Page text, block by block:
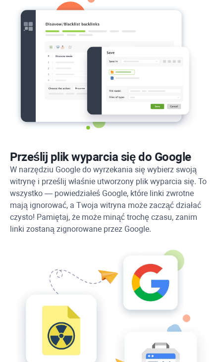
Prześlij plik wyparcia się do Google
W narzędziu Google do wyrzekania się wybierz swoją
witrynę i prześlij właśnie utworzony plik wyparcia się. To
wszystko — powiedziałeś Google, które linki zwrotne
mają ignorować, a Twoja witryna może zacząć działać
czysto! Pamiętaj, że może minąć trochę czasu, zanim
linki zostaną zignorowane przez Google.